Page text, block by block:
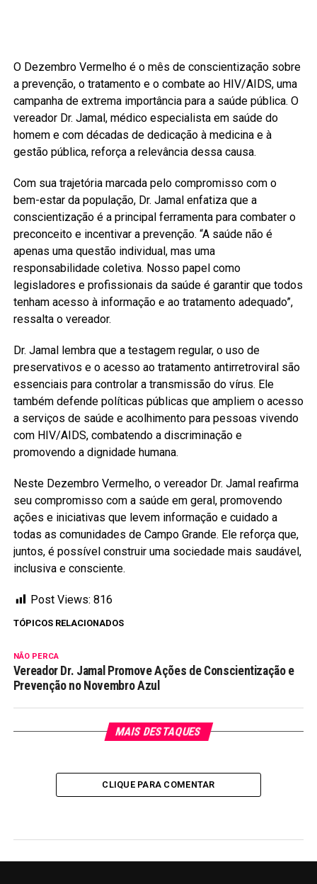
O Dezembro Vermelho é o mês de conscientização sobre
a prevenção, o tratamento e o combate ao HIV/AIDS, uma
campanha de extrema importância para a saúde pública. O
vereador Dr. Jamal, médico especialista em saúde do
homem e com décadas de dedicação à medicina e à
gestão pública, reforça a relevância dessa causa.
Com sua trajetória marcada pelo compromisso com o
bem-estar da população, Dr. Jamal enfatiza que a
conscientização é a principal ferramenta para combater o
preconceito e incentivar a prevenção. “A saúde não é
apenas uma questão individual, mas uma
responsabilidade coletiva. Nosso papel como
legisladores e profissionais da saúde é garantir que todos
tenham acesso à informação e ao tratamento adequado”,
ressalta o vereador.
Dr. Jamal lembra que a testagem regular, o uso de
preservativos e o acesso ao tratamento antirretroviral são
essenciais para controlar a transmissão do vírus. Ele
também defende políticas públicas que ampliem o acesso
a serviços de saúde e acolhimento para pessoas vivendo
com HIV/AIDS, combatendo a discriminação e
promovendo a dignidade humana.
Neste Dezembro Vermelho, o vereador Dr. Jamal reafirma
seu compromisso com a saúde em geral, promovendo
ações e iniciativas que levem informação e cuidado a
todas as comunidades de Campo Grande. Ele reforça que,
juntos, é possível construir uma sociedade mais saudável,
inclusiva e consciente.
Post Views: 816
TÓPICOS RELACIONADOS
NÃO PERCA
Vereador Dr. Jamal Promove Ações de Conscientização e
Prevenção no Novembro Azul
MAIS DESTAQUES
CLIQUE PARA COMENTAR